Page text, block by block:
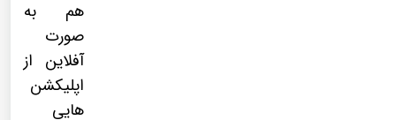
هم به
صورت
آفلاین از
اپلیکشن
هایی